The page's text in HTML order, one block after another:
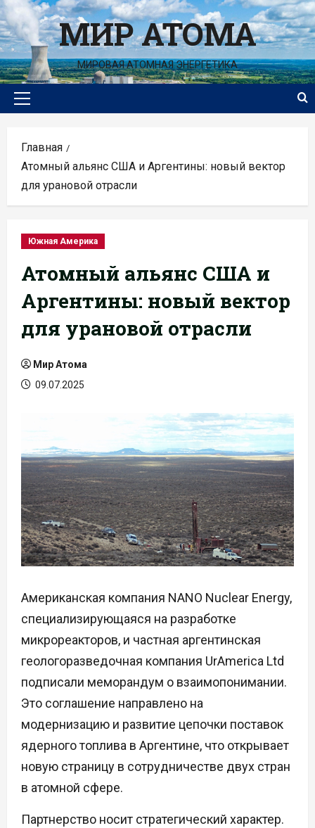
Перейти
к
содержимомуМИР АТОМА
МИРОВАЯ АТОМНАЯ ЭНЕРГЕТИКА
Основное
Главная
Атомный альянс США и Аргентины: новый вектор
для урановой отрасли
Южная Америка
Атомный альянс США и
Аргентины: новый вектор
для урановой отрасли
Мир Атома
09.07.2025
Американская компания NANO Nuclear Energy,
специализирующаяся на разработке
микрореакторов, и частная аргентинская
геологоразведочная компания UrAmerica Ltd
подписали меморандум о взаимопонимании.
Это соглашение направлено на
модернизацию и развитие цепочки поставок
ядерного топлива в Аргентине, что открывает
новую страницу в сотрудничестве двух стран
в атомной сфере.
Партнерство носит стратегический характер.